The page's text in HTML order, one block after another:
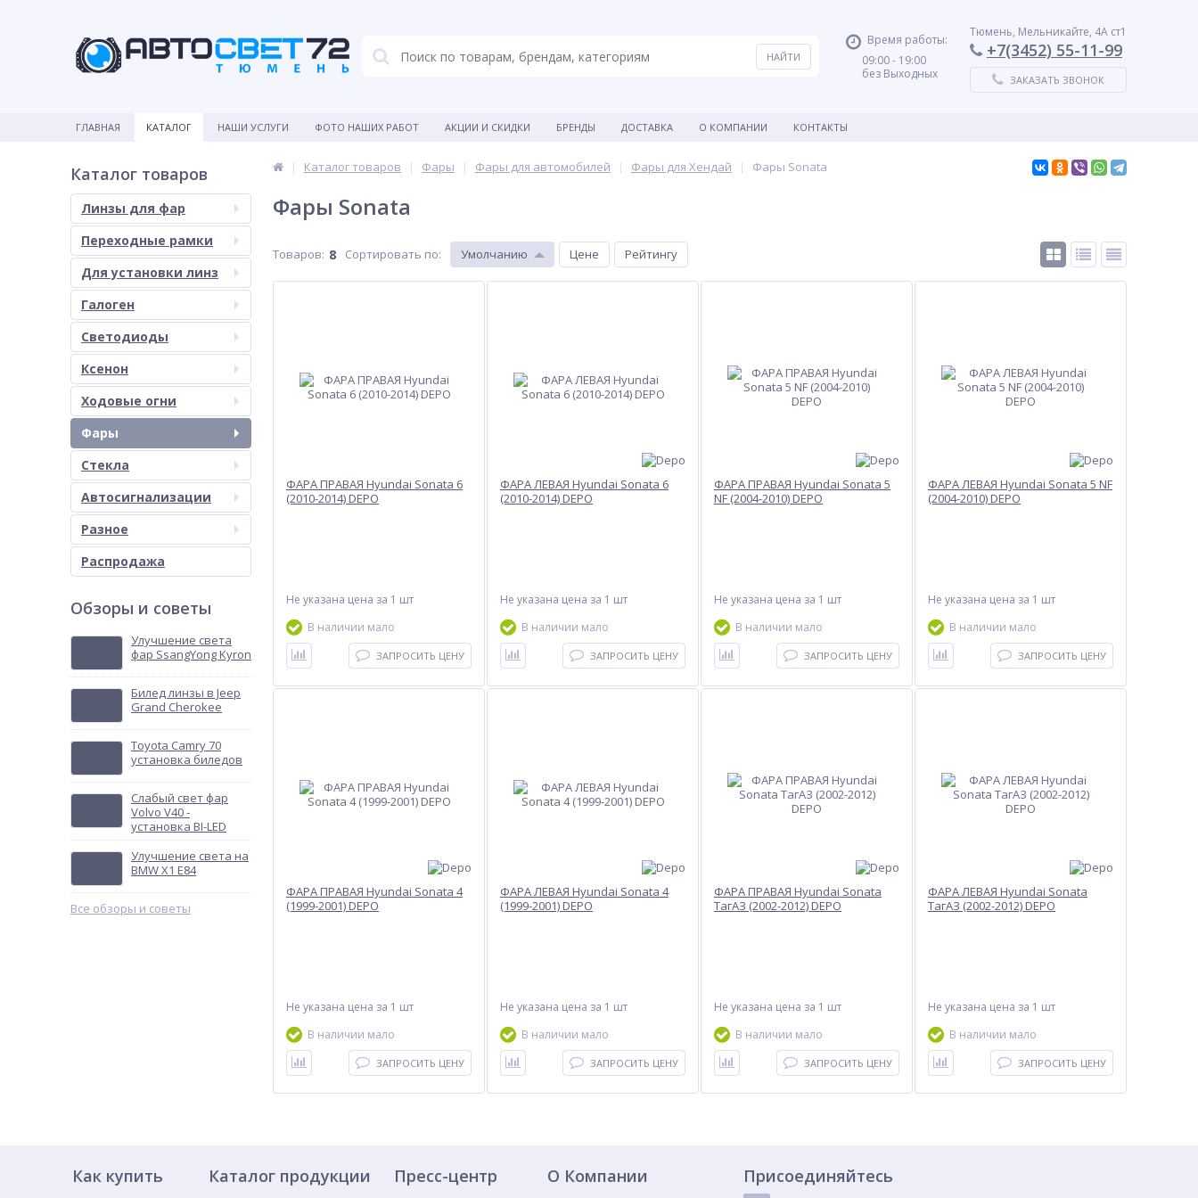
Время работы:
09:00 - 19:00
без Выходных
Тюмень, Мельникайте, 4А ст1
+7(3452) 55-11-99
ЗАКАЗАТЬ ЗВОНОК
ГЛАВНАЯ КАТАЛОГ НАШИ УСЛУГИ ФОТО НАШИХ РАБОТ АКЦИИ И СКИДКИ БРЕНДЫ ДОСТАВКА О КОМПАНИИ КОНТАКТЫ
Каталог товаров
Линзы для фар
Переходные рамки
Для установки линз
Галоген
Светодиоды
Ксенон
Ходовые огни
Фары
Стекла
Автосигнализации
Разное
Распродажа
Обзоры и советы
Улучшение света
фар SsangYong Kyron
Билед линзы в Jeep
Grand Cherokee
Toyota Camry 70
установка биледов
Слабый свет фар
Volvo V40 -
установка BI-LED
Улучшение света на
BMW X1 E84
Все обзоры и советы
Каталог товаров Фары Фары для автомобилей Фары для Хендай Фары Sonata
Фары Sonata
Товаров: 8 Сортировать по: Умолчанию Цене Рейтингу
ФАРА ПРАВАЯ Hyundai Sonata 6
(2010-2014) DEPO
Не указана цена за 1 шт
В наличии мало
ЗАПРОСИТЬ ЦЕНУ
ФАРА ЛЕВАЯ Hyundai Sonata 6
(2010-2014) DEPO
Не указана цена за 1 шт
В наличии мало
ЗАПРОСИТЬ ЦЕНУ
ФАРА ПРАВАЯ Hyundai Sonata 5
NF (2004-2010) DEPO
Не указана цена за 1 шт
В наличии мало
ЗАПРОСИТЬ ЦЕНУ
ФАРА ЛЕВАЯ Hyundai Sonata 5 NF
(2004-2010) DEPO
Не указана цена за 1 шт
В наличии мало
ЗАПРОСИТЬ ЦЕНУ
ФАРА ПРАВАЯ Hyundai Sonata 4
(1999-2001) DEPO
Не указана цена за 1 шт
В наличии мало
ЗАПРОСИТЬ ЦЕНУ
ФАРА ЛЕВАЯ Hyundai Sonata 4
(1999-2001) DEPO
Не указана цена за 1 шт
В наличии мало
ЗАПРОСИТЬ ЦЕНУ
ФАРА ПРАВАЯ Hyundai Sonata
ТагАЗ (2002-2012) DEPO
Не указана цена за 1 шт
В наличии мало
ЗАПРОСИТЬ ЦЕНУ
ФАРА ЛЕВАЯ Hyundai Sonata
ТагАЗ (2002-2012) DEPO
Не указана цена за 1 шт
В наличии мало
ЗАПРОСИТЬ ЦЕНУ
Как купить Каталог продукции Пресс-центр О Компании Присоединяйтесь